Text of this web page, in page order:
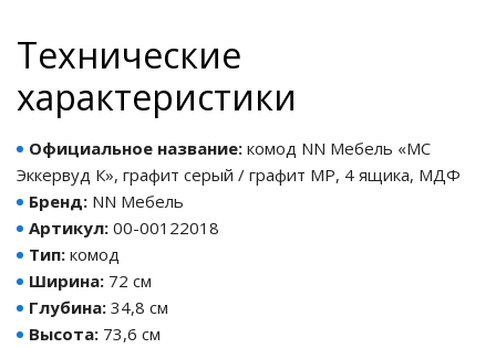
Технические
характеристики
Официальное название: комод NN Мебель «МС
Эккервуд К», графит серый / графит МР, 4 ящика, МДФ
Бренд: NN Мебель
Артикул: 00-00122018
Тип: комод
Ширина: 72 см
Глубина: 34,8 см
Высота: 73,6 см